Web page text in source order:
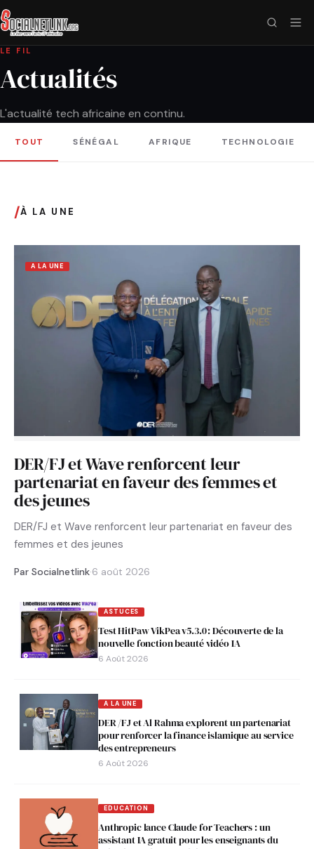
LE FIL
Actualités
L'actualité tech africaine en continu.
TOUT SÉNÉGAL AFRIQUE TECHNOLOGIE
/À LA UNE
A LA UNE
DER/FJ et Wave renforcent leur
partenariat en faveur des femmes et
des jeunes
DER/FJ et Wave renforcent leur partenariat en faveur des
femmes et des jeunes
Par Socialnetlink·6 août 2026
ASTUCES
Test HitPaw VikPea v5.3.0 : Découverte de la
nouvelle fonction beauté vidéo IA
6 Août 2026
A LA UNE
DER /FJ et Al Rahma explorent un partenariat
pour renforcer la finance islamique au service
des entrepreneurs
6 Août 2026
EDUCATION
Anthropic lance Claude for Teachers : un
assistant IA gratuit pour les enseignants du